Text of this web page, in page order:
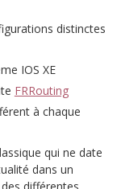
distinctes
IOS XE
FRRouting
à chaque
qui ne date
dans un